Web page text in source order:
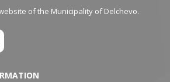
of the Municipality of Delchevo.